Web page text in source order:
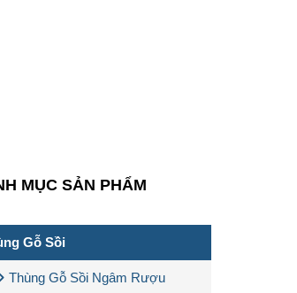
MỤC SẢN PHẨM
Gỗ Sồi
Thùng Gỗ Sồi Ngâm Rượu